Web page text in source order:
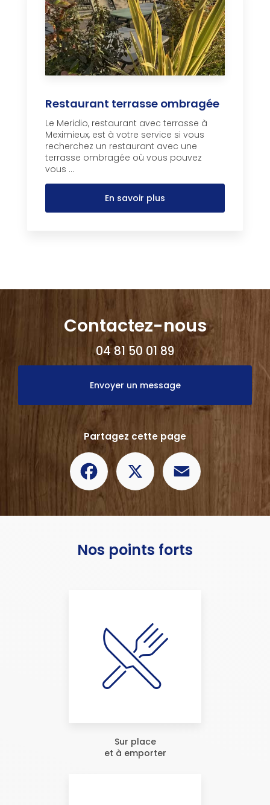
Restaurant terrasse ombragée
Le Meridio, restaurant avec terrasse à
Meximieux, est à votre service si vous
recherchez un restaurant avec une
terrasse ombragée où vous pouvez
vous ...
En savoir plus
Contactez-nous
04 81 50 01 89
Envoyer un message
Partagez cette page
Facebook
Nos points forts
Sur place
et à emporter